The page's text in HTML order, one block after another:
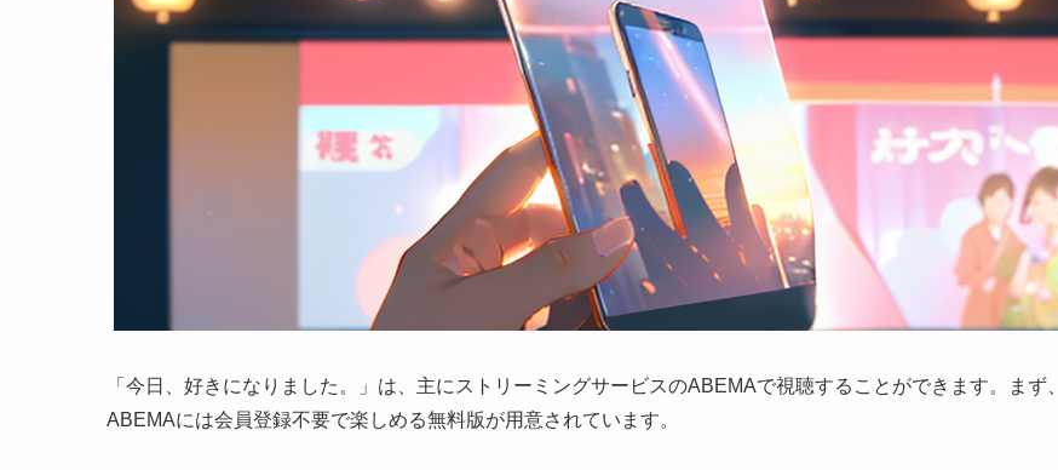
「今日、好きになりました。」は、主にストリーミングサービスのABEMAで視聴することができます。まず、
ABEMAには会員登録不要で楽しめる無料版が用意されています。